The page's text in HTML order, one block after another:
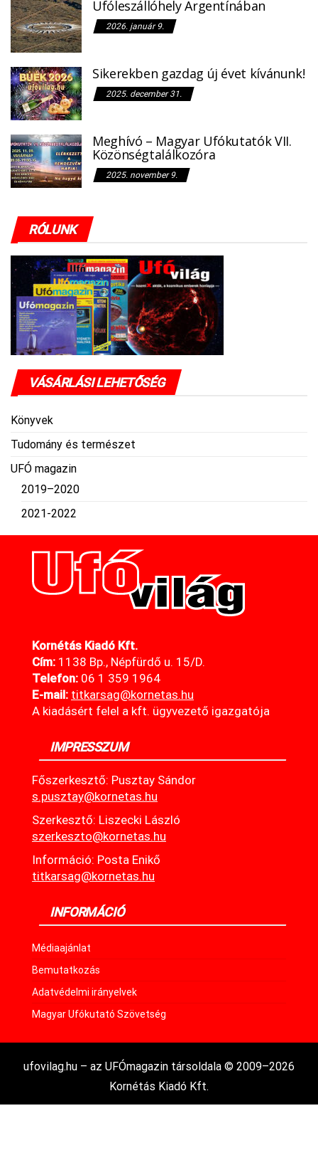
Ufóleszállóhely Argentínában
2026. január 9.
Sikerekben gazdag új évet kívánunk!
2025. december 31.
Meghívó – Magyar Ufókutatók VII.
Közönségtalálkozóra
2025. november 9.
RÓLUNK
VÁSÁRLÁSI LEHETŐSÉG
Könyvek
Tudomány és természet
UFÓ magazin
2019–2020
2021-2022
Kornétás Kiadó Kft.
Cím: 1138 Bp., Népfürdő u. 15/D.
Telefon: 06 1 359 1964
E-mail: titkarsag@kornetas.hu
A kiadásért felel a kft. ügyvezető igazgatója
IMPRESSZUM
Főszerkesztő: Pusztay Sándor
s.pusztay@kornetas.hu
Szerkesztő: Liszecki László
szerkeszto@kornetas.hu
Információ: Posta Enikő
titkarsag@kornetas.hu
INFORMÁCIÓ
Médiaajánlat
Bemutatkozás
Adatvédelmi irányelvek
Magyar Ufókutató Szövetség
ufovilag.hu – az UFÓmagazin társoldala © 2009–2026
Kornétás Kiadó Kft.